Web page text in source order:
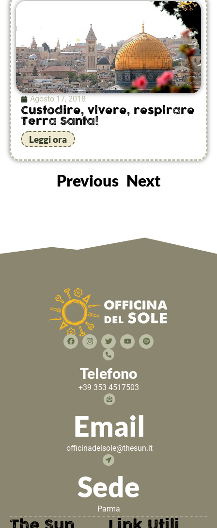
Agosto 17, 2018
Custodire, vivere, respirare
Terra Santa!
Leggi ora
Previous Next
Telefono
+39 353 4517503
Email
officinadelsole@thesun.it
Sede
Parma